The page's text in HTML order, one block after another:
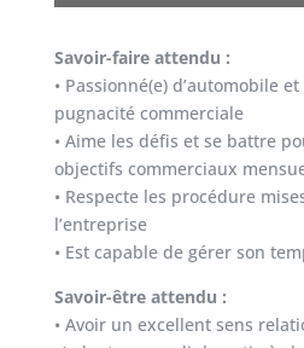
Savoir-faire attendu :
• Passionné(e) d’automobile
pugnacité commerciale
• Aime les défis et se battre
objectifs commerciaux
• Respecte les procédure
l’entreprise
• Est capable de gérer son
Savoir-être attendu :
• Avoir un excellent sens